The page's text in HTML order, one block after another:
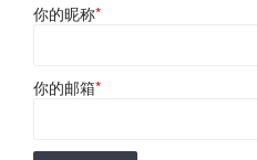
你的昵称*
你的邮箱*